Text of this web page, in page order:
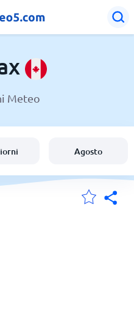
Meteo
Agosto